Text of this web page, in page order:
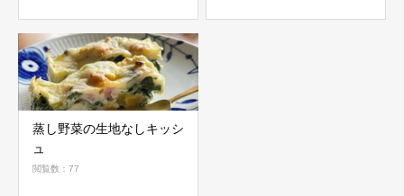
蒸し野菜の生地なしキッシ
ュ
閲覧数：77